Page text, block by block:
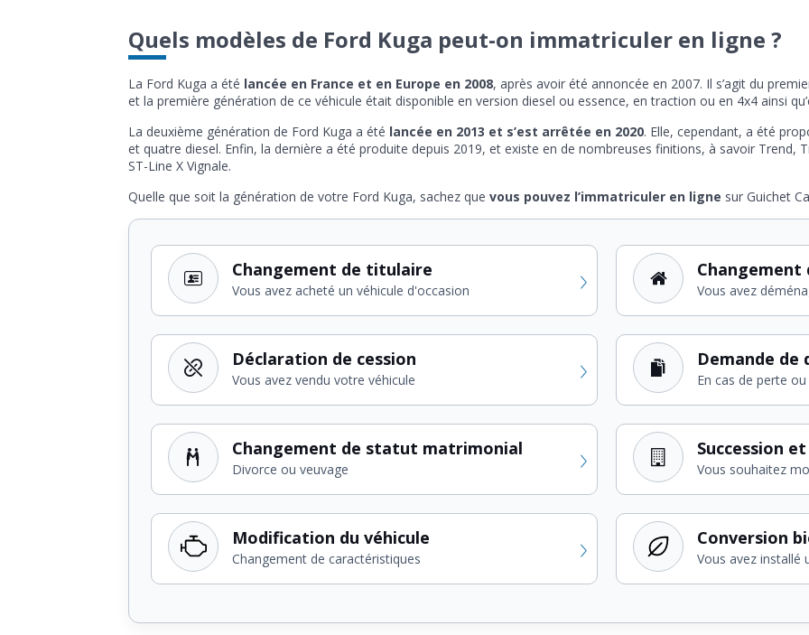
Quels modèles de Ford Kuga peut-on immatriculer en ligne ?
La Ford Kuga a été lancée en France et en Europe en 2008, après avoir été annoncée en 2007. Il s’agit du
et la première génération de ce véhicule était disponible en version diesel ou essence, en traction ou en 4x4 ainsi
La deuxième génération de Ford Kuga a été lancée en 2013 et s’est arrêtée en 2020. Elle, cependant, a été
et quatre diesel. Enfin, la dernière a été produite depuis 2019, et existe en de nombreuses finitions, à savoir Trend,
ST-Line X Vignale.
Quelle que soit la génération de votre Ford Kuga, sachez que vous pouvez l’immatriculer en ligne sur Guichet
Changement de titulaire
Vous avez acheté un véhicule d'occasion
Changement
Vous avez
Déclaration de cession
Vous avez vendu votre véhicule
Demande de
En cas de perte
Changement de statut matrimonial
Divorce ou veuvage
Succession
Vous souhaitez
Modification du véhicule
Changement de caractéristiques
Conversion
Vous avez installé